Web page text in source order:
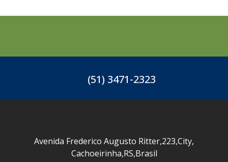
(51) 3471-2323
Avenida Frederico Augusto Ritter,223,City,
Cachoeirinha,RS,Brasil